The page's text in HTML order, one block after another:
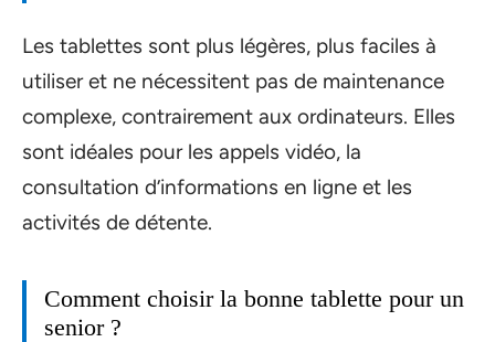
Les tablettes sont plus légères, plus faciles à
utiliser et ne nécessitent pas de maintenance
complexe, contrairement aux ordinateurs. Elles
sont idéales pour les appels vidéo, la
consultation d’informations en ligne et les
activités de détente.
Comment choisir la bonne tablette pour un
senior ?